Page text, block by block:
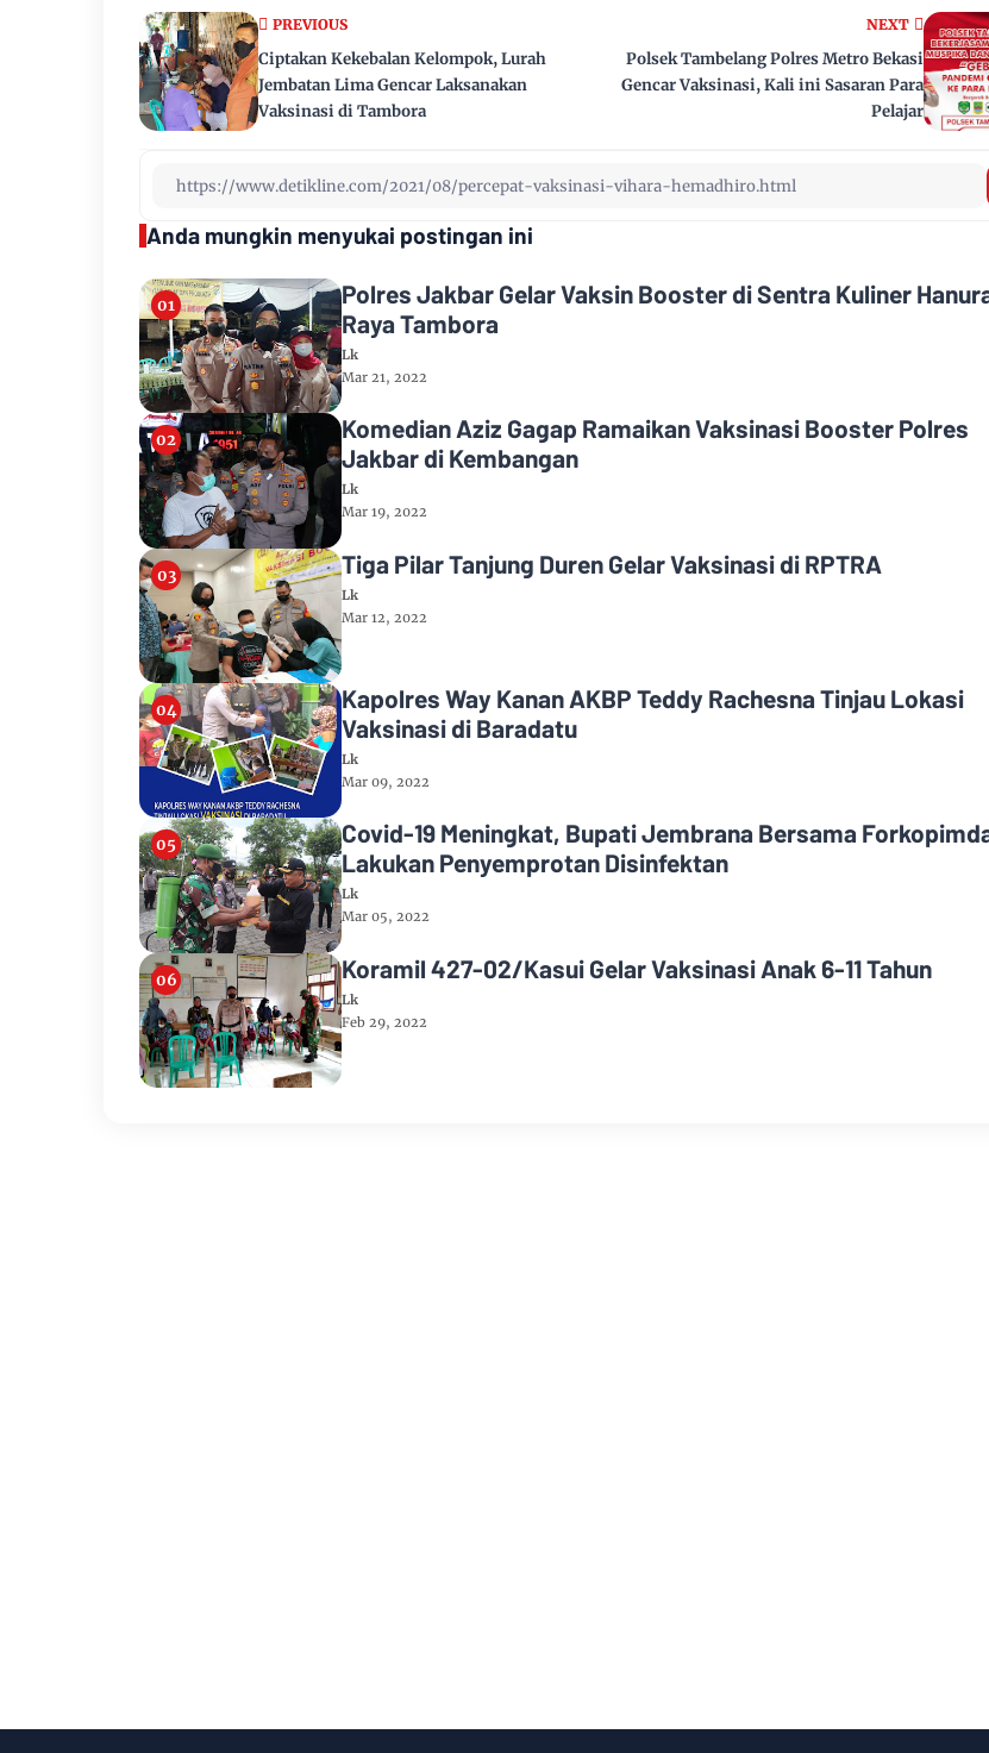
NEXT
Polsek Tambelang Polres Metro Bekasi
Gencar Vaksinasi, Kali ini Sasaran Para
Pelajar
PREVIOUS
Ciptakan Kekebalan Kelompok, Lurah
Jembatan Lima Gencar Laksanakan
Vaksinasi di Tambora
Anda mungkin menyukai postingan ini
Polres Jakbar Gelar Vaksin Booster di Sentra Kuliner
Raya Tambora
Lk
Mar 21, 2022
Komedian Aziz Gagap Ramaikan Vaksinasi Booster Polres
Jakbar di Kembangan
Lk
Mar 19, 2022
Tiga Pilar Tanjung Duren Gelar Vaksinasi di RPTRA
Lk
Mar 12, 2022
Kapolres Way Kanan AKBP Teddy Rachesna Tinjau Lokasi
Vaksinasi di Baradatu
Lk
Mar 09, 2022
Covid-19 Meningkat, Bupati Jembrana Bersama
Lakukan Penyemprotan Disinfektan
Lk
Mar 05, 2022
Koramil 427-02/Kasui Gelar Vaksinasi Anak 6-11 Tahun
Lk
Feb 29, 2022